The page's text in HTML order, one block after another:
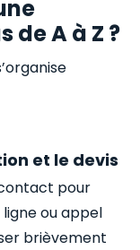
A à Z ?
et le devis
pour
ou appel
brièvement